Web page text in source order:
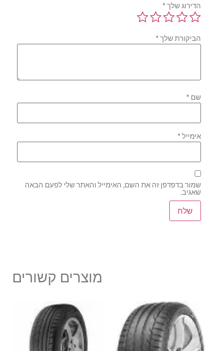
הדירוג שלך*
הביקורת שלך*
שם*
אימייל*
שמור בדפדפן זה את השם, האימייל והאתר שלי לפעם הבאה
שאגיב.
מוצרים קשורים